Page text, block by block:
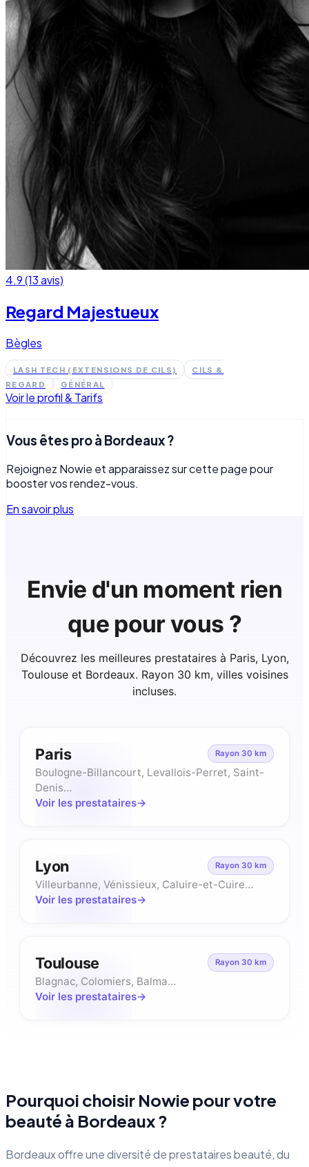
4.9 (13 avis)
Regard Majestueux
Bègles
LASH TECH (EXTENSIONS DE CILS)
CILS &
REGARD
GÉNÉRAL
Voir le profil & Tarifs
Vous êtes pro à Bordeaux?
Rejoignez Nowie et apparaissez sur cette page pour
booster vos rendez-vous.
En savoir plus
Envie d'un moment rien
que pour vous ?
Découvrez les meilleures prestataires à Paris, Lyon,
Toulouse et Bordeaux. Rayon 30 km, villes voisines
incluses.
Paris Rayon 30 km
Boulogne-Billancourt, Levallois-Perret, Saint-
Denis…
Voir les prestataires
Lyon Rayon 30 km
Villeurbanne, Vénissieux, Caluire-et-Cuire…
Voir les prestataires
Toulouse Rayon 30 km
Blagnac, Colomiers, Balma…
Voir les prestataires
Pourquoi choisir Nowie pour votre
beauté à Bordeaux?
Bordeaux offre une diversité de prestataires beauté, du